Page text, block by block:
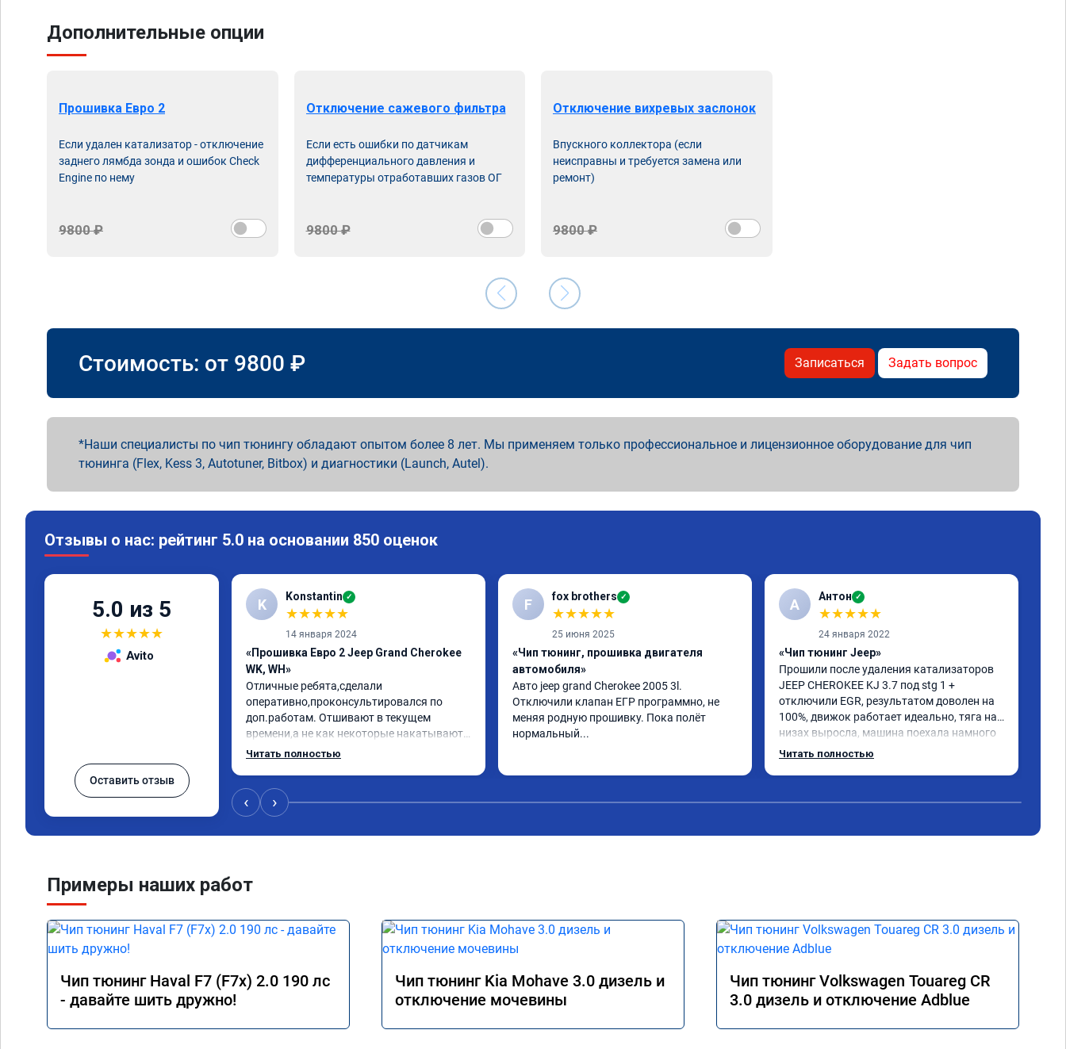
Дополнительные опции
Прошивка Евро 2
Если удален катализатор - отключение
заднего лямбда зонда и ошибок Check
Engine по нему
9800 ₽
Отключение сажевого фильтра
Если есть ошибки по датчикам
дифференциального давления и
температуры отработавших газов ОГ
9800 ₽
Отключение вихревых заслонок
Впускного коллектора (если
неисправны и требуется замена или
ремонт)
9800 ₽
Стоимость: от 9800 ₽ Записаться Задать вопрос
Наши специалисты по чип тюнингу обладают опытом более 8 лет. Мы применяем только профессиональное и лицензионное оборудование для чип
тюнинга (Flex, Kess 3, Autotuner, Bitbox) и диагностики (Launch, Autel).
Отзывы о нас: рейтинг 5.0 на основании 850 оценок
5.0 из 5
★★★★★
Avito
Оставить отзыв
K Konstantin ✓
★★★★★
14 января 2024
«Прошивка Евро 2 Jeep Grand Cherokee
WK, WH»
Отличные ребята,сделали
оперативно,проконсультировался по
доп.работам. Отшивают в текущем
времени,а не как некоторые накатывают
непонятные прошивки из интернета,чем
Рекомендую!
Читать полностью
F fox brothers ✓
★★★★★
25 июня 2025
«Чип тюнинг, прошивка двигателя
автомобиля»
Авто jeep grand Cherokee 2005 3l.
Отключили клапан ЕГР программно, не
меняя родную прошивку. Пока полëт
нормальный...
А Антон ✓
★★★★★
24 января 2022
«Чип тюнинг Jeep»
Прошили после удаления катализаторов
JEEP CHEROKEE KJ 3.7 под stg 1 +
отключили EGR, результатом доволен на
100%, движок работает идеально, тяга на
низах выросла, машина поехала намного
интереснее, расход топлива радует. Делал
Читать полностью
‹ ›
Примеры наших работ
Чип тюнинг Haval F7 (F7x) 2.0 190 лс
- давайте шить дружно!
Чип тюнинг Kia Mohave 3.0 дизель и
отключение мочевины
Чип тюнинг Volkswagen Touareg CR
3.0 дизель и отключение Adblue